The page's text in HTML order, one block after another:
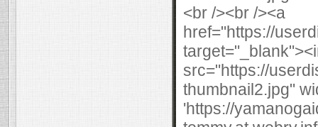
<br /><br /><a
href="https://
src="https://
thumbnail2.jpg"
'https://